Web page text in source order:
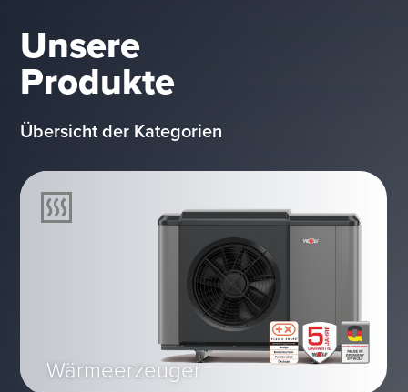
Unsere
Produkte
Übersicht der Kategorien
Wärmeerzeuger